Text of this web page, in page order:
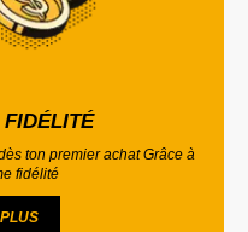
ton premier achat Grâce à
fidélité